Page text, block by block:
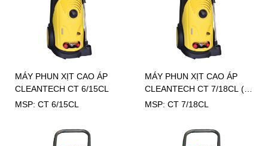
MÁY PHUN XỊT CAO ÁP
CLEANTECH CT 6/15CL
MSP: CT 6/15CL
MÁY PHUN XỊT CAO ÁP
CLEANTECH CT 7/18CL (3
pha)
MSP: CT 7/18CL